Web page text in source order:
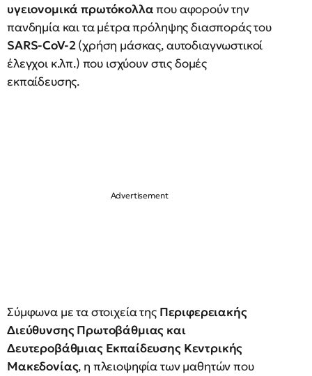
υγειονομικά πρωτόκολλαπου αφορούν την
πανδημία και τα μέτρα πρόληψης διασποράς του
SARS-CoV-2(χρήση μάσκας, αυτοδιαγνωστικοί
έλεγχοι κ.λπ.) που ισχύουν στις δομές
εκπαίδευσης.
Σύμφωνα με τα στοιχεία της Περιφερειακής
Διεύθυνσης Πρωτοβάθμιας και
Δευτεροβάθμιας Εκπαίδευσης Κεντρικής
Μακεδονίας, η πλειοψηφία των μαθητών που